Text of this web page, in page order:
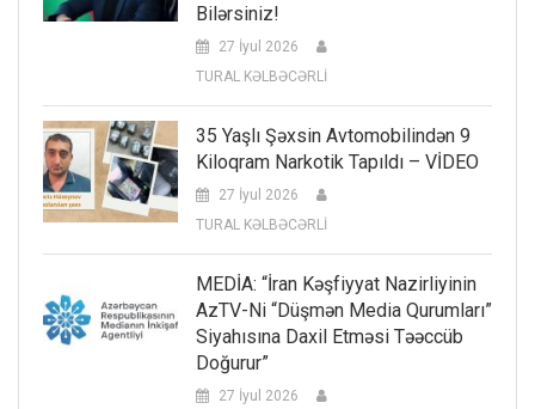
Bilərsiniz!
27 İyul 2026
TURAL KƏLBƏCƏRLİ
35 Yaşlı Şəxsin Avtomobilindən 9
Kiloqram Narkotik Tapıldı – VİDEO
27 İyul 2026
TURAL KƏLBƏCƏRLİ
MEDİA: “İran Kəşfiyyat Nazirliyinin
AzTV-Ni “düşmən Media Qurumları”
Siyahısına Daxil Etməsi Təəccüb
Doğurur”
27 İyul 2026